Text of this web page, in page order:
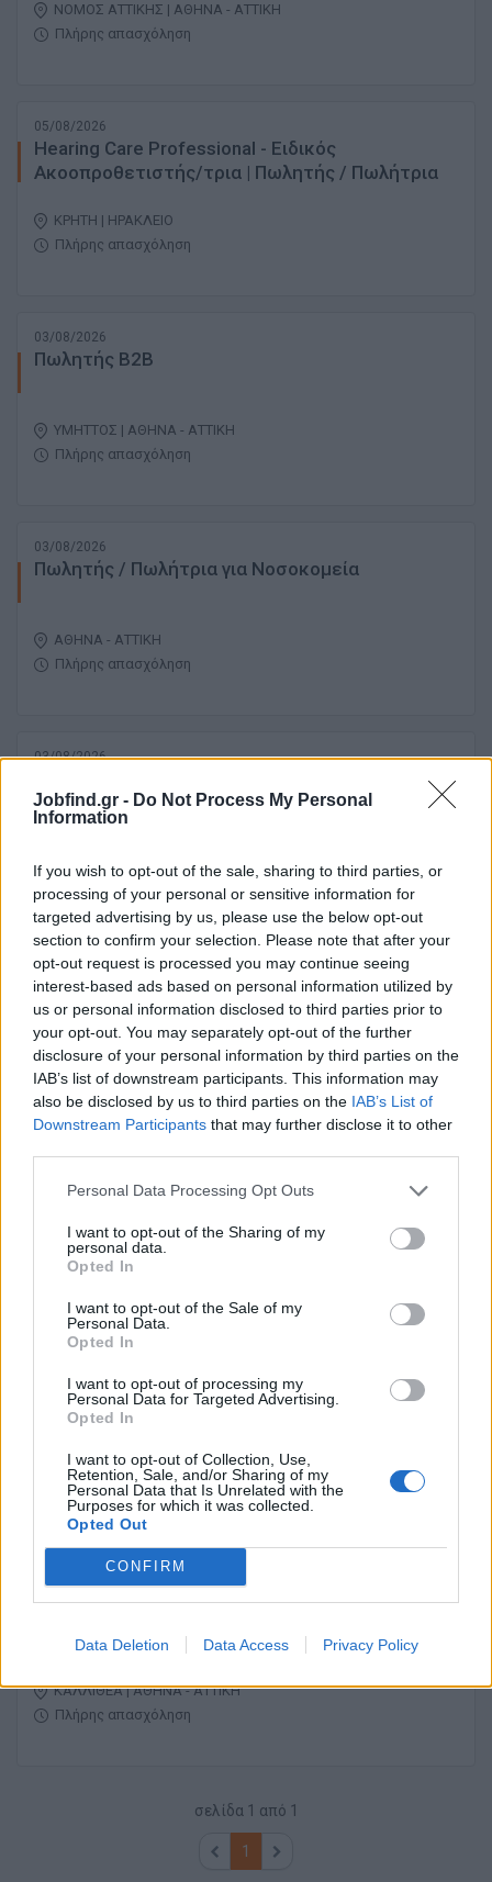
Jobfind.gr - Do Not Process My Personal
Information
If you wish to opt-out of the sale, sharing to third parties, or
processing of your personal or sensitive information for
targeted advertising by us, please use the below opt-out
section to confirm your selection. Please note that after your
opt-out request is processed you may continue seeing
interest-based ads based on personal information utilized by
us or personal information disclosed to third parties prior to
your opt-out. You may separately opt-out of the further
disclosure of your personal information by third parties on the
IAB’s list of downstream participants. This information may
also be disclosed by us to third parties on the IAB’s List of
Downstream Participants that may further disclose it to other
Personal Data Processing Opt Outs
I want to opt-out of the Sharing of my
personal data.
Opted In
I want to opt-out of the Sale of my
Personal Data.
Opted In
I want to opt-out of processing my
Personal Data for Targeted Advertising.
Opted In
I want to opt-out of Collection, Use,
Retention, Sale, and/or Sharing of my
Personal Data that Is Unrelated with the
Purposes for which it was collected.
Opted Out
CONFIRM
Data Deletion Data Access Privacy Policy
ΝΟΜΟΣ ΑΤΤΙΚΗΣ | ΑΘΗΝΑ - ΑΤΤΙΚΗ
Πλήρης απασχόληση
05/08/2026
Hearing Care Professional - Ειδικός
Ακοοπροθετιστής/τρια | Πωλητής / Πωλήτρια
ΚΡΗΤΗ | ΗΡΑΚΛΕΙΟ
Πλήρης απασχόληση
03/08/2026
Πωλητής B2B
ΥΜΗΤΤΟΣ | ΑΘΗΝΑ - ΑΤΤΙΚΗ
Πλήρης απασχόληση
03/08/2026
Πωλητής / Πωλήτρια για Νοσοκομεία
ΑΘΗΝΑ - ΑΤΤΙΚΗ
Πλήρης απασχόληση
03/08/2026
Πλήρης απασχόληση
03/08/2026
Πωλητής / Πωλήτρια – Ιατρικός Επισκέπτης /
Ιατρική Επισκέπτρια
ATTIKH | ΑΘΗΝΑ - ΑΤΤΙΚΗ
Πλήρης απασχόληση
Συνεργάτης Πωλήσεων
ΘΕΣΣΑΛΟΝΙΚΗ
22/07/2026
Αισθητικός - Σύμβουλος Ομορφιάς
ΚΕΝΤΡΟ ΘΕΣΣΑΛΟΝΙΚΗΣ | ΘΕΣΣΑΛΟΝΙΚΗ
Πλήρης απασχόληση
800 € - 950 € ανά μήνα καθαρά
Εμφυτευμάτων
ΚΑΛΛΙΘΕΑ | ΑΘΗΝΑ - ΑΤΤΙΚΗ
Πλήρης απασχόληση
σελίδα 1 από 1
1